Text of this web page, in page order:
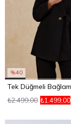
%40
₺1.499,00
₺2.499,00